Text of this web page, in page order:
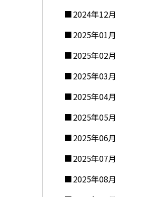
2024年12月
2025年01月
2025年02月
2025年03月
2025年04月
2025年05月
2025年06月
2025年07月
2025年08月